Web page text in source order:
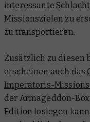
interessante
Missionszielen zu
zu transportieren.
Zusätzlich zu diesen
erscheinen auch das
Imperatoris-
der Armageddon-
Edition loslegen